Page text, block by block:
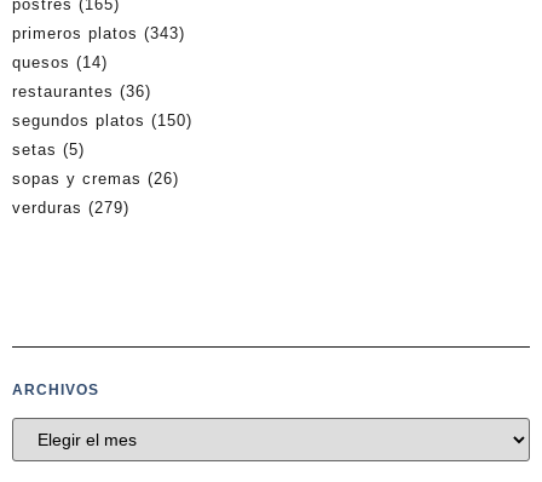
postres (165)
primeros platos (343)
quesos (14)
restaurantes (36)
segundos platos (150)
setas (5)
sopas y cremas (26)
verduras (279)
ARCHIVOS